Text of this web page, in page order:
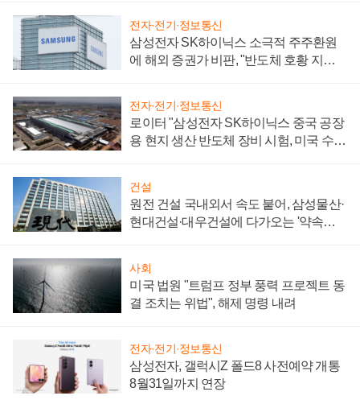
전자·전기·정보통신
삼성전자 SK하이닉스 소극적 주주환원
에 해외 증권가 비판, "반도체 호황 지속
전자·전기·정보통신
로이터 "삼성전자 SK하이닉스 중국 공장
용 현지 생산 반도체 장비 시험, 미국 수출
건설
원전 건설 국내외서 속도 붙어, 삼성물산·
현대건설·대우건설에 다가오는 '약속의
사회
미국 법원 "트럼프 정부 풍력 프로젝트 동
결 조치는 위법", 해제 명령 내려
전자·전기·정보통신
삼성전자, 갤럭시Z 폴드8 사전예약 개통
8월31일까지 연장